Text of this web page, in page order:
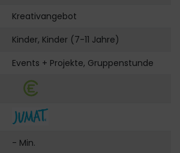
Kreativangebot
Kinder, Kinder (7-11 Jahre)
Events + Projekte, Gruppenstunde
- Min.